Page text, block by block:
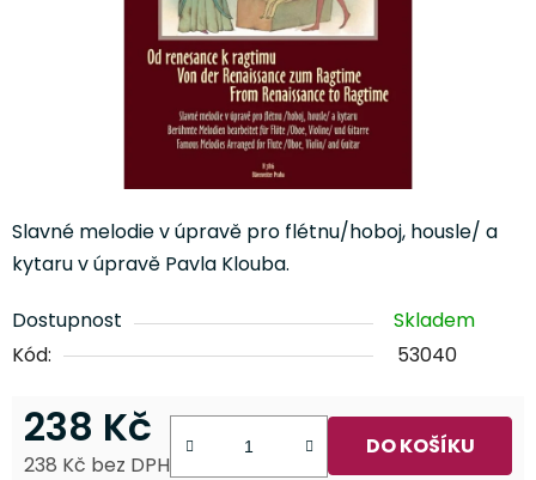
Slavné melodie v úpravě pro flétnu/hoboj, housle/ a
kytaru v úpravě Pavla Klouba.
Dostupnost
Skladem
Kód:
53040
238 Kč
238 Kč bez DPH
DO KOŠÍKU